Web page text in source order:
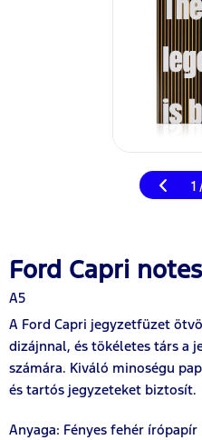
1
Ford Capri
A5
A Ford Capri jegyzetfüzet
dizájnnal, és tökéletes társ a
számára. Kiváló minoségu
és tartós jegyzeteket biztosít.
Anyaga: Fényes fehér írópapír